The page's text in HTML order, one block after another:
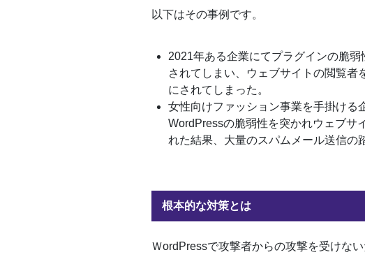
以下はその事例です。
2021年ある企業にてプラグインの脆
されてしまい、ウェブサイトの閲覧
にされてしまった。
女性向けファッション事業を手掛ける
WordPressの脆弱性を突かれウェブサ
れた結果、大量のスパムメール送信の
根本的な対策とは
ＷordPressで攻撃者からの攻撃を受けな